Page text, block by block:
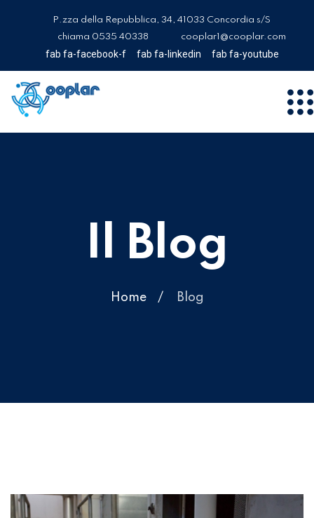
P.zza della Repubblica, 34, 41033 Concordia s/S
chiama 0535 40338
cooplar1@cooplar.com
fab fa-facebook-f fab fa-linkedin fab fa-youtube
Il Blog
Home Blog